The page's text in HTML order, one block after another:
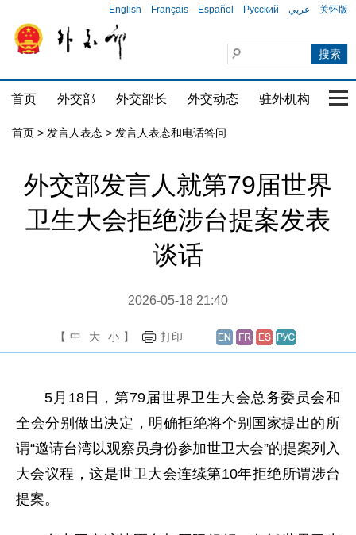
English Français Español Русский عربي 关怀版
首页 外交部 外交部长 外交动态 驻外机构 国
首页 > 发言人表态 > 发言人表态和电话答问
外交部发言人就第79届世界
卫生大会拒绝涉台提案发表
谈话
2026-05-18 21:40
【 中 大 小 】 打印
5月18日，第79届世界卫生大会总务委员会和
全会分别做出决定，明确拒绝将个别国家提出的所
谓“邀请台湾以观察员身份参加世卫大会”的提案列入
大会议程，这是世卫大会连续第10年拒绝所谓涉台
提案。